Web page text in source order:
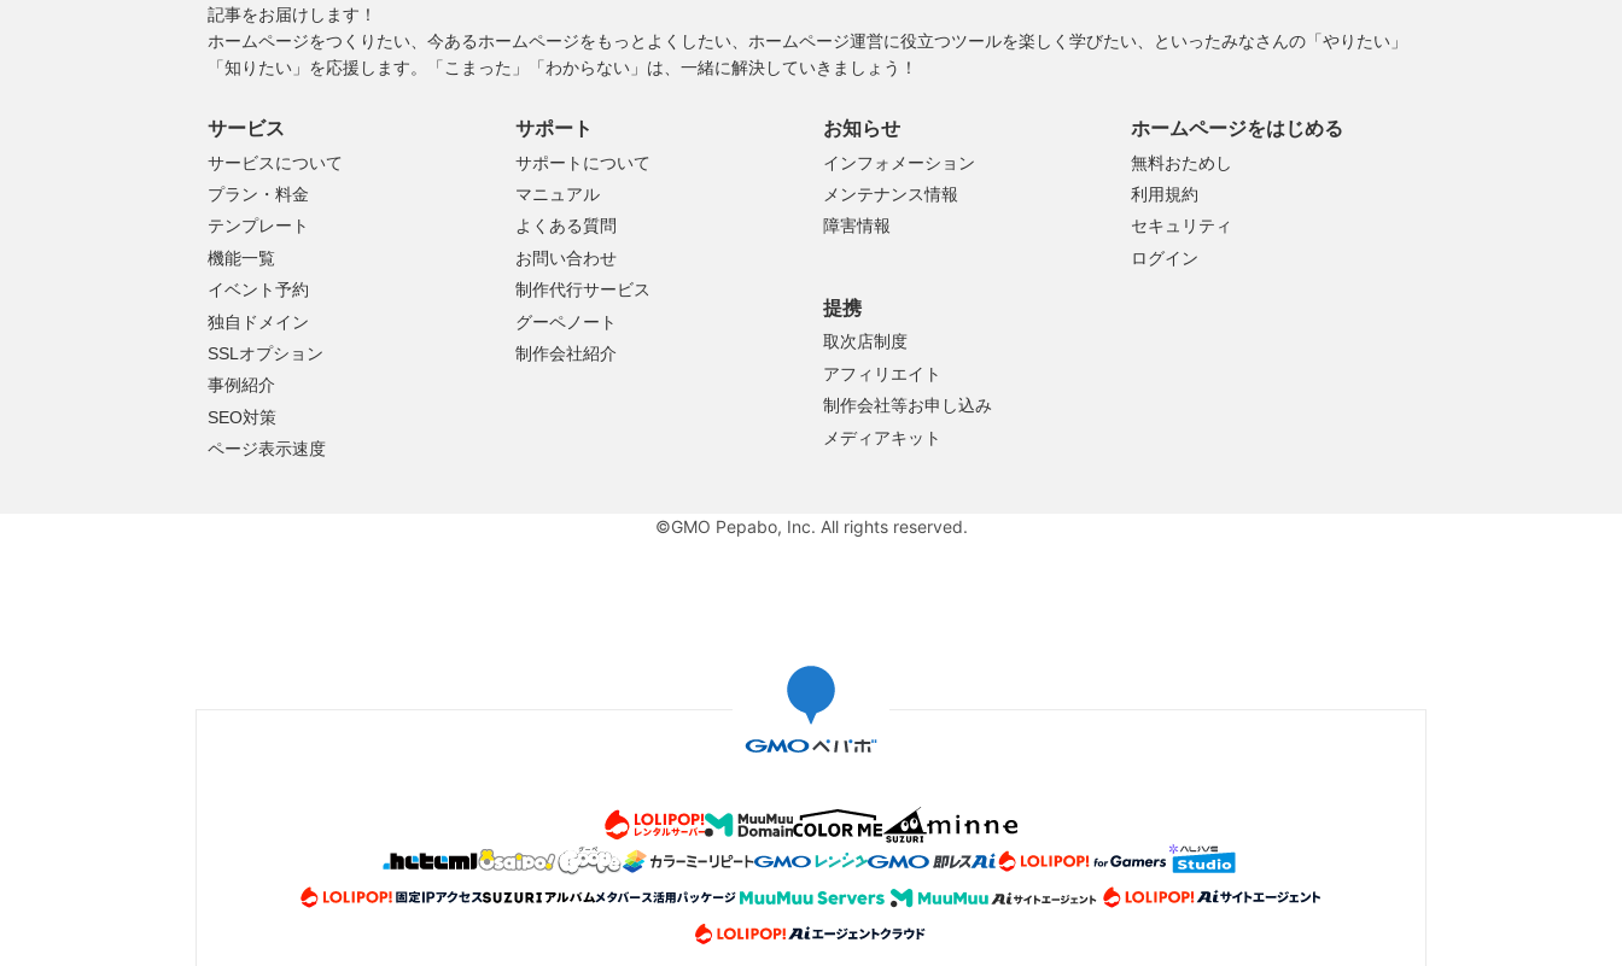
記事をお届けします！
ホームページをつくりたい、今あるホームページをもっとよくしたい、ホームページ運営に役立つツールを楽しく学びたい、といったみなさんの「やりたい」
「知りたい」を応援します。「こまった」「わからない」は、一緒に解決していきましょう！
サービス
サービスについて
プラン・料金
テンプレート
機能一覧
イベント予約
独自ドメイン
SSLオプション
事例紹介
SEO対策
ページ表示速度
サポート
サポートについて
マニュアル
よくある質問
お問い合わせ
制作代行サービス
グーペノート
制作会社紹介
お知らせ
インフォメーション
メンテナンス情報
障害情報
提携
取次店制度
アフィリエイト
制作会社等お申し込み
メディアキット
ホームページをはじめる
無料おためし
利用規約
セキュリティ
ログイン
©GMO Pepabo, Inc. All rights reserved.